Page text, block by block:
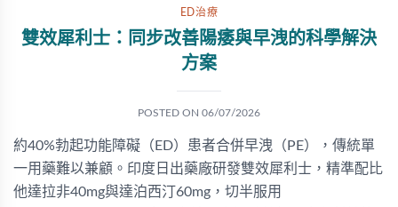
ED治療
雙效犀利士：同步改善陽痿與早洩的科學解決
方案
POSTED ON 06/07/2026
約40%勃起功能障礙（ED）患者合併早洩（PE），傳統單
一用藥難以兼顧。印度日出藥廠研發雙效犀利士，精準配比
他達拉非40mg與達泊西汀60mg，切半服用